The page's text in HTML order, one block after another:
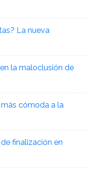
La nueva
la maloclusión de
cómoda a la
finalización en